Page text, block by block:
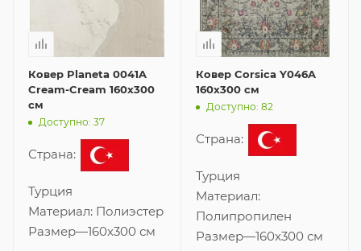
Ковер Planeta 0041A
Cream-Cream 160x300
см
Доступно: 37
Страна:
Турция
Материал: Полиэстер
Размер—160x300 см
Ковер Corsica Y046A
160x300 см
Доступно: 82
Страна:
Турция
Материал:
Полипропилен
Размер—160x300 см